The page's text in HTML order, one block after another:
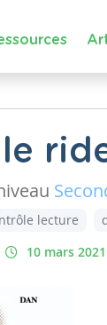
le
lecture
10 mars